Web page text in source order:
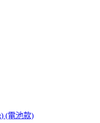
(電池款)